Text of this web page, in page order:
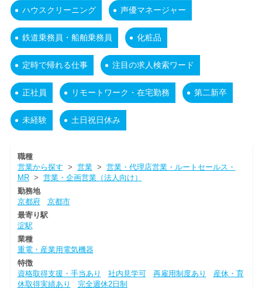
ハウスクリーニング 声優マネージャー
鉄道乗務員・船舶乗務員 化粧品
定時で帰れる仕事 注目の求人検索ワード
正社員 リモートワーク・在宅勤務 第二新卒
未経験 土日祝日休み
職種
営業から探す > 営業> 営業・代理店営業・ルートセールス・
MR> 営業・企画営業（法人向け）
勤務地
京都府
京都市
最寄り駅
淀駅
業種
重電・産業用電気機器
特徴
資格取得支援・手当あり
社内見学可 再雇用制度あり
産休・育
休取得実績あり
完全週休2日制